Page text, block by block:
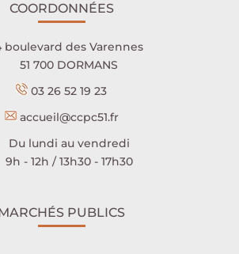
COORDONNÉES
boulevard des Varennes
51 700 DORMANS
03 26 52 19 23
accueil@ccpc51.fr
Du lundi au vendredi
9h - 12h / 13h30 - 17h30
PUBLICS